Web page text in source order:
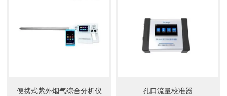
便携式紫外烟气综合分析仪 孔口流量校准器